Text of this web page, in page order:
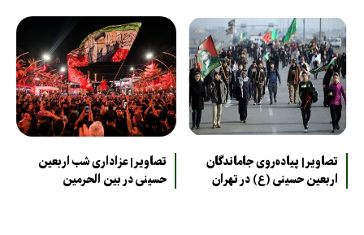
تصاویر| پیاده‌روی جاماندگان
اربعین حسینی (ع) در تهران
تصاویر| عزاداری شب اربعین
حسینی در بین الحرمین